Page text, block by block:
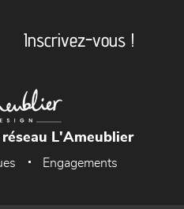
Inscrivez-vous !
L'Ameublier
Engagements